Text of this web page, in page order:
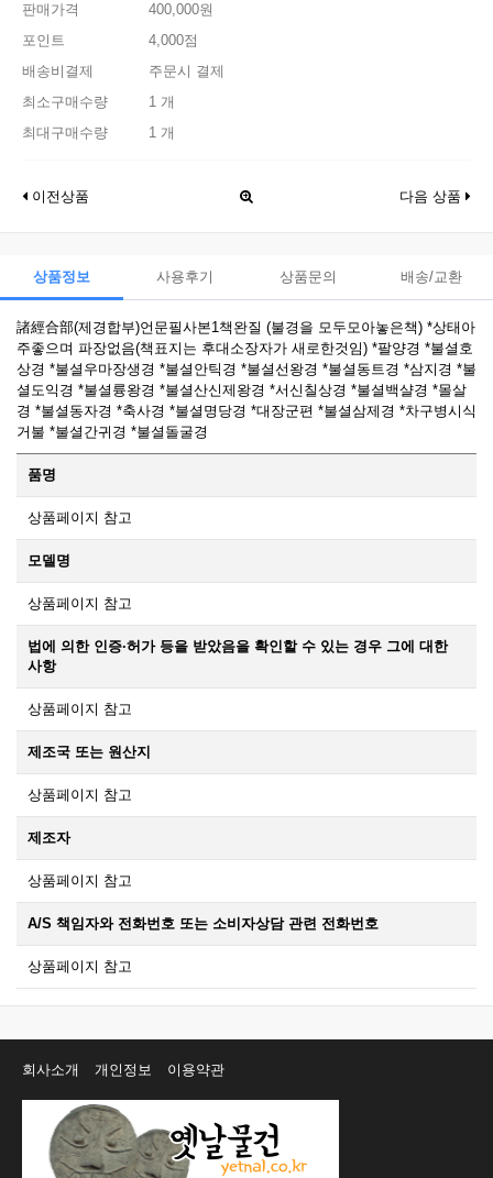
판매가격
400,000원
포인트
4,000점
배송비결제
주문시 결제
최소구매수량
1 개
최대구매수량
1 개
이전상품 다음 상품
상품정보 사용후기 상품문의 배송/교환
諸經合部(제경합부)언문필사본1책완질 (불경을 모두모아놓은책) *상태아
주좋으며 파장없음(책표지는 후대소장자가 새로한것임) *팔양경 *불셜호
상경 *불셜우마장생경 *불셜안틱경 *불셜선왕경 *불셜동트경 *삼지경 *불
셜도익경 *불셜륭왕경 *불셜산신제왕경 *서신칠상경 *불셜백샬경 *몰살
경 *불셜동자경 *축사경 *불셜명당경 *대장군편 *불셜삼제경 *차구병시식
거불 *불셜간귀경 *불셜돌굴경
품명
상품페이지 참고
모델명
상품페이지 참고
법에 의한 인증·허가 등을 받았음을 확인할 수 있는 경우 그에 대한
사항
상품페이지 참고
제조국 또는 원산지
상품페이지 참고
제조자
상품페이지 참고
A/S 책임자와 전화번호 또는 소비자상담 관련 전화번호
상품페이지 참고
회사소개 개인정보 이용약관